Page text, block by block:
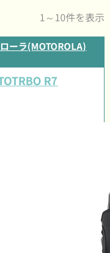
1～10件を表示
ーラ(MOTOROLA)
R7